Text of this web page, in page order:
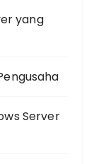
yang
Server